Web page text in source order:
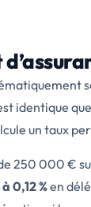
identique
un taux
250 000 €
0,12 %en